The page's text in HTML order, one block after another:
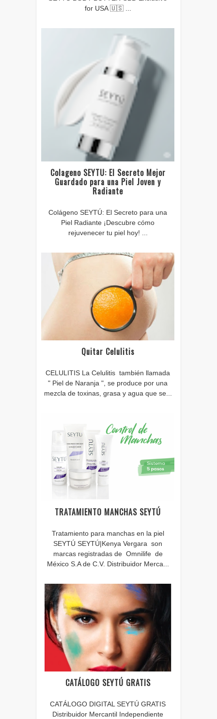
for USA 🇺🇸 ...
Colageno SEYTU: El Secreto Mejor
Guardado para una Piel Joven y
Radiante
Colágeno SEYTÚ: El Secreto para una
Piel Radiante ¡Descubre cómo
rejuvenecer tu piel hoy! ...
Quitar Celulitis
CELULITIS La Celulitis también llamada
" Piel de Naranja ", se produce por una
mezcla de toxinas, grasa y agua que se...
TRATAMIENTO MANCHAS SEYTÚ
Tratamiento para manchas en la piel
SEYTÚ SEYTÚ|Kenya Vergara son
marcas registradas de Omnilife de
México S.A de C.V. Distribuidor Merca...
CATÁLOGO SEYTÚ GRATIS
CATÁLOGO DIGITAL SEYTÚ GRATIS
Distribuidor Mercantil Independiente